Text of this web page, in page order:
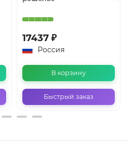
17437 ₽
Россия
В корзину
Быстрый заказ